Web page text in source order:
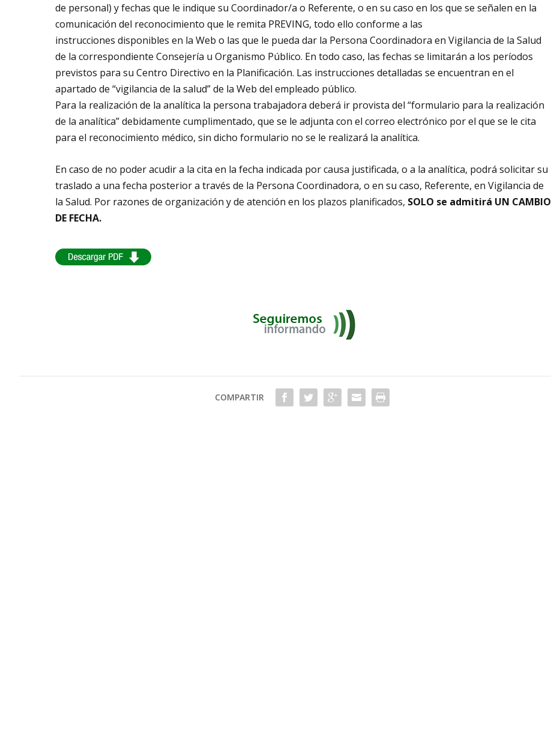
de personal) y fechas que le indique su Coordinador/a o Referente, o en su caso en los que se señalen en la
comunicación del reconocimiento que le remita PREVING, todo ello conforme a las
instrucciones disponibles en la Web o las que le pueda dar la Persona Coordinadora en Vigilancia de la Salud
de la correspondiente Consejería u Organismo Público. En todo caso, las fechas se limitarán a los períodos
previstos para su Centro Directivo en la Planificación. Las instrucciones detalladas se encuentran en el
apartado de “vigilancia de la salud” de la Web del empleado público.
Para la realización de la analítica la persona trabajadora deberá ir provista del “formulario para la realización
de la analítica” debidamente cumplimentado, que se le adjunta con el correo electrónico por el que se le cita
para el reconocimiento médico, sin dicho formulario no se le realizará la analítica.
En caso de no poder acudir a la cita en la fecha indicada por causa justificada, o a la analítica, podrá solicitar su
traslado a una fecha posterior a través de la Persona Coordinadora, o en su caso, Referente, en Vigilancia de
la Salud. Por razones de organización y de atención en los plazos planificados, SOLO se admitirá UN CAMBIO
DE FECHA.
COMPARTIR